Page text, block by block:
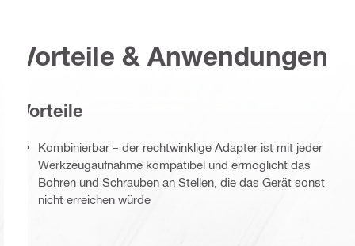
Vorteile & Anwendungen
Vorteile
Kombinierbar – der rechtwinklige Adapter ist mit jeder
Werkzeugaufnahme kompatibel und ermöglicht das
Bohren und Schrauben an Stellen, die das Gerät sonst
nicht erreichen würde